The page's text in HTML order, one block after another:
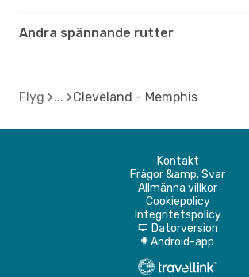
Andra spännande rutter
Flyg Cleveland - Memphis
Kontakt
Frågor &amp; Svar
Allmänna villkor
Cookiepolicy
Integritetspolicy
d Datorversion
A Android-app